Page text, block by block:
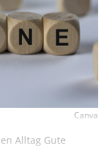
Canva
Alltag Gute